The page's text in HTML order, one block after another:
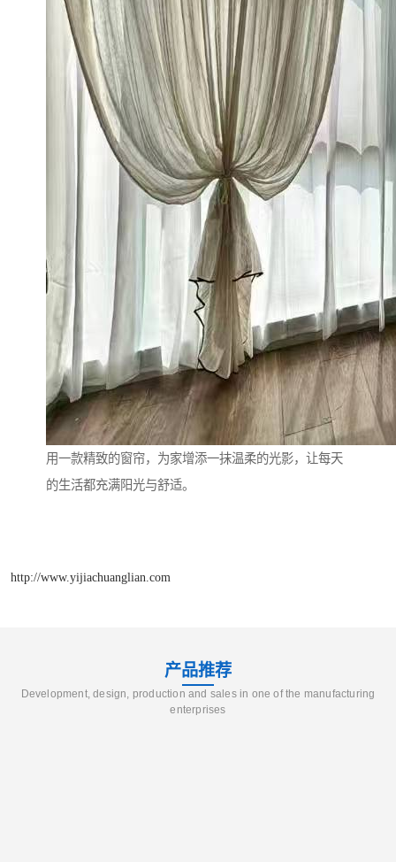
用一款精致的窗帘，为家增添一抹温柔的光影，让每天
的生活都充满阳光与舒适。
http://www.yijiachuanglian.com
产品推荐
Development, design, production and sales in one of the manufacturing
enterprises